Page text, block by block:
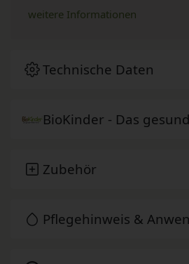
weitere Informationen
Technische Daten
BioKinder - Das
Zubehör
Pflegehinweis &